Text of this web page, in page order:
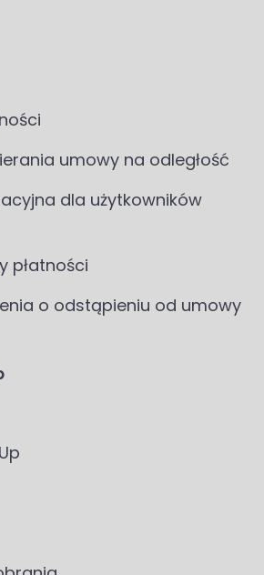
umowy na odległość
dla użytkowników
płatności
o odstąpieniu od umowy